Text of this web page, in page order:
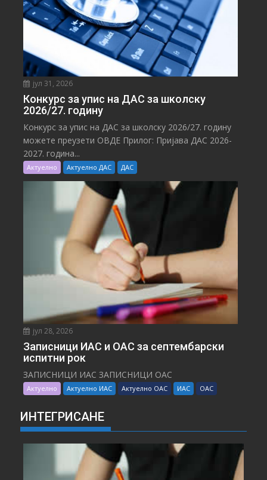
јул 31, 2026
Конкурс за упис на ДАС за школску
2026/27. годину
Конкурс за упис на ДАС за школску 2026/27. годину
можете преузети ОВДЕ Прилог: Пријава ДАС 2026-
2027. година...
Актуелно Актуелно ДАС ДАС
јул 28, 2026
Записници ИАС и ОАС за септембарски
испитни рок
ЗАПИСНИЦИ ИАС ЗАПИСНИЦИ ОАС
Актуелно Актуелно ИАС Актуелно ОАС ИАС ОАС
ИНТЕГРИСАНЕ